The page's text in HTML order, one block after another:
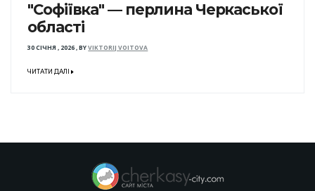
"Софіївка" — перлина Черкаської
області
30 СІЧНЯ , 2026,BYVIKTORIJ VOITOVA
ЧИТАТИ ДАЛІ